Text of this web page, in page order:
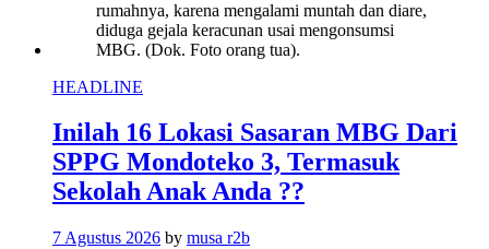
HEADLINE
Inilah 16 Lokasi Sasaran MBG Dari
SPPG Mondoteko 3, Termasuk
Sekolah Anak Anda ??
7 Agustus 2026 by musa r2b